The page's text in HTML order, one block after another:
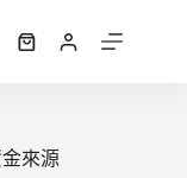
來源